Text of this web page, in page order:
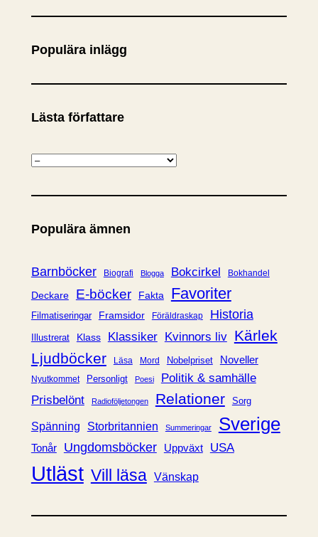
k
Populära inlägg
Lästa författare
K
t
g
r
Populära ämnen
Barnböcker Biografi Blogga Bokcirkel Bokhandel
Deckare E-böcker Fakta Favoriter
Filmatiseringar Framsidor Föräldraskap Historia
Illustrerat Klass Klassiker Kvinnors liv Kärlek
Ljudböcker
Läsa Mord Nobelpriset Noveller
Nyutkommet Personligt Poesi
Politik & samhälle
Prisbelönt
Radioföljetongen Relationer Sorg
Spänning Storbritannien Summeringar Sverige
Tonår Ungdomsböcker Uppväxt USA
Utläst Vill läsa Vänskap